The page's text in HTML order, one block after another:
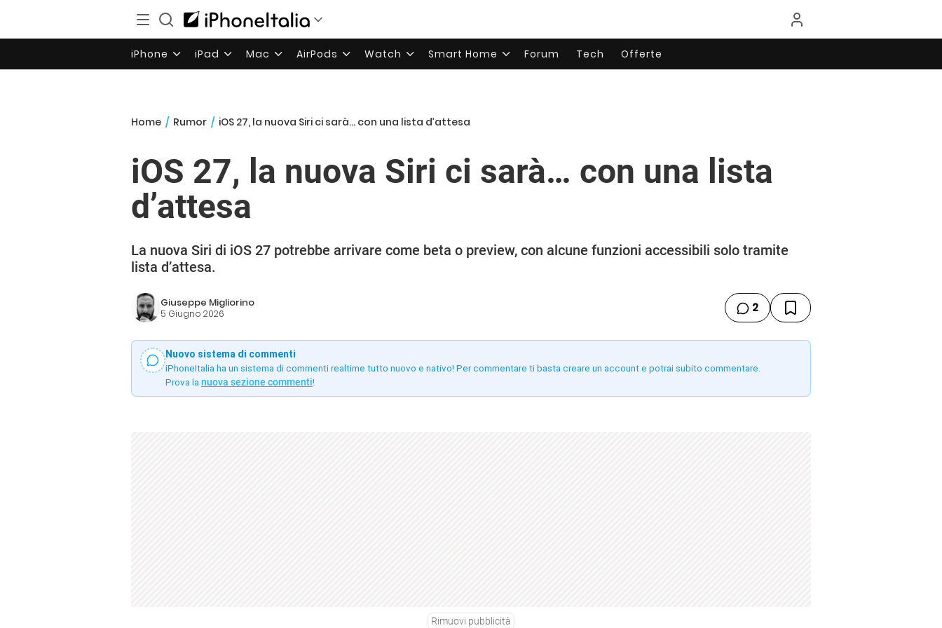
iPhone iPad Mac AirPods Watch Smart Home Forum Tech Offerte
Home / Rumor / iOS 27, la nuova Siri ci sarà… con una lista d’attesa
iOS 27, la nuova Siri ci sarà… con una lista
d’attesa
La nuova Siri di iOS 27 potrebbe arrivare come beta o preview, con alcune funzioni accessibili solo tramite
lista d’attesa.
Giuseppe Migliorino
5 Giugno 2026 2
Nuovo sistema di commenti
iPhoneItalia ha un sistema di commenti realtime tutto nuovo e nativo! Per commentare ti basta creare un account e potrai subito commentare.
Prova la nuova sezione commenti!
Rimuovi pubblicità